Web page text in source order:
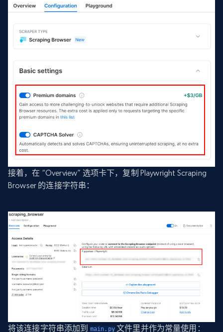
接着，在 “Overview” 选项卡下，复制 Playwright Scraping
Browser 的连接字符串：
将该连接字符串添加到 main.py文件里并作为常量使用：